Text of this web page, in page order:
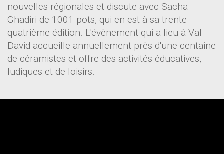
nouvelles régionales et discute avec Sacha
Ghadiri de 1001 pots, qui en est à sa trente-
quatrième édition. L'évènement qui a lieu à Val-
David accueille annuellement près d'une centaine
de céramistes et offre des activités éducatives,
ludiques et de loisirs.